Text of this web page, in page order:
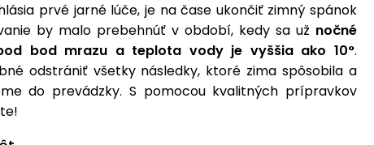
prvé jarné lúče, je na čase ukončiť zimný spánok
by malo prebehnúť v období, kedy sa už nočné
bod mrazu a teplota vody je vyššia ako 10°.
odstrániť všetky následky, ktoré zima spôsobila a
do prevádzky. S pomocou kvalitných prípravkov